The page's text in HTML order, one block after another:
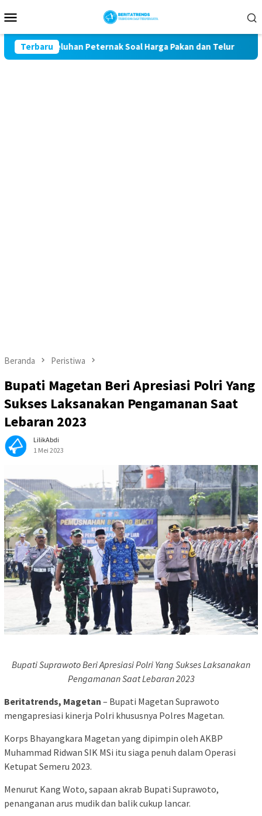
ke
Mobile
Terbaru
Keluhan Peternak Soal Harga Pakan dan Telur
Beranda Peristiwa
Bupati Magetan Beri Apresiasi Polri Yang
Sukses Laksanakan Pengamanan Saat
Lebaran 2023
LilikAbdi
1 Mei 2023
Bupati Suprawoto Beri Apresiasi Polri Yang Sukses Laksanakan
Pengamanan Saat Lebaran 2023
Beritatrends, Magetan – Bupati Magetan Suprawoto
mengapresiasi kinerja Polri khususnya Polres Magetan.
Korps Bhayangkara Magetan yang dipimpin oleh AKBP
Muhammad Ridwan SIK MSi itu siaga penuh dalam Operasi
Ketupat Semeru 2023.
Menurut Kang Woto, sapaan akrab Bupati Suprawoto,
penanganan arus mudik dan balik cukup lancar.